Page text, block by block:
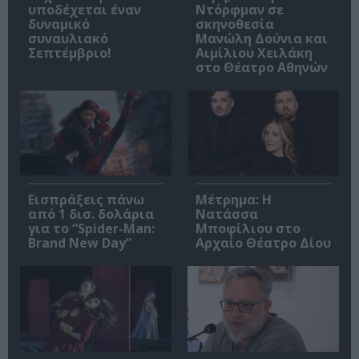
υποδέχεται έναν
δυναμικό
συναυλιακό
Σεπτέμβριο!
Ντόρφμαν σε
σκηνοθεσία
Μανώλη Δούνια και
Αιμίλιου Χειλάκη
στο Θέατρο Αθηνών
Εισπράξεις πάνω
από 1 δισ. δολάρια
για το “Spider-Man:
Brand New Day”
Μέτρημα: Η
Νατάσσα
Μποφίλιου στο
Αρχαίο Θέατρο Δίου